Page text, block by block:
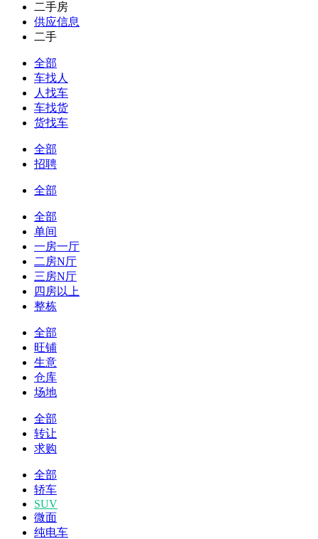
二手房
供应信息
二手
全部
车找人
人找车
车找货
货找车
全部
招聘
全部
全部
单间
一房一厅
二房N厅
三房N厅
四房以上
整栋
全部
旺铺
生意
仓库
场地
全部
转让
求购
全部
轿车
SUV
微面
纯电车